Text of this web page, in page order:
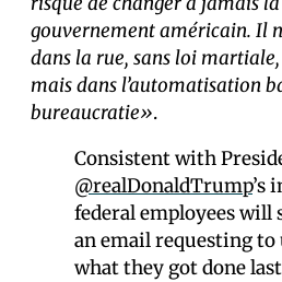
gouvernement américain. Il
dans la rue, sans loi
mais dans l’automatisation
bureaucratie».
Consistent with
@realDonaldTrump’s
federal employees will
an email requesting to
what they got done